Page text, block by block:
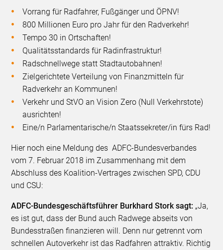
Vorrang für Radfahrer, Fußgänger und ÖPNV!
800 Millionen Euro pro Jahr für den Radverkehr!
Tempo 30 in Ortschaften!
Qualitätsstandards für Radinfrastruktur!
Radschnellwege statt Stadtautobahnen!
Zielgerichtete Verteilung von Finanzmitteln für
Radverkehr an Kommunen!
Verkehr und StVO an Vision Zero (Null Verkehrstote)
ausrichten!
Eine/n Parlamentarische/n Staatssekreter/in fürs Rad!
Hier noch eine Meldung des ADFC-Bundesverbandes
vom 7. Februar 2018 im Zusammenhang mit dem
Abschluss des Koalition-Vertrages zwischen SPD, CDU
und CSU:
ADFC-Bundesgeschäftsführer Burkhard Stork sagt: „Ja,
es ist gut, dass der Bund auch Radwege abseits von
Bundesstraßen finanzieren will. Denn nur getrennt vom
schnellen Autoverkehr ist das Radfahren attraktiv. Richtig